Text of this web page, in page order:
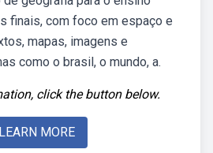
finais, com foco em espaço e
mapas, imagens e
como o brasil, o mundo, a.
click the button below.
LEARN MORE